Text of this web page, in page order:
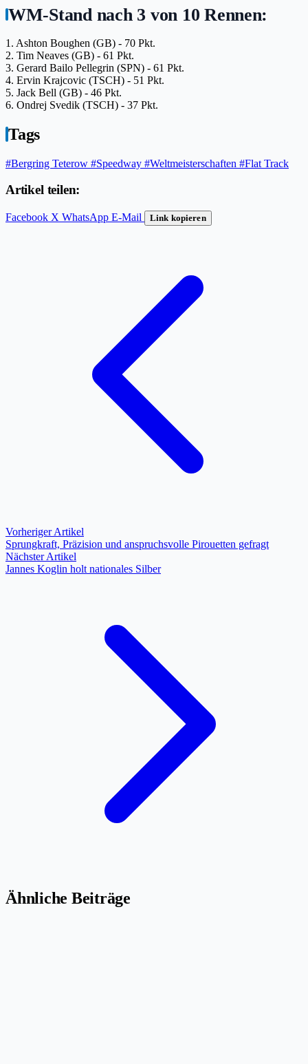
WM-Stand nach 3 von 10 Rennen:
1. Ashton Boughen (GB) - 70 Pkt.
2. Tim Neaves (GB) - 61 Pkt.
3. Gerard Bailo Pellegrin (SPN) - 61 Pkt.
4. Ervin Krajcovic (TSCH) - 51 Pkt.
5. Jack Bell (GB) - 46 Pkt.
6. Ondrej Svedik (TSCH) - 37 Pkt.
Tags
#Bergring Teterow #Speedway #Weltmeisterschaften #Flat Track
Artikel teilen:
Facebook X WhatsApp E-Mail Link kopieren
Vorheriger Artikel
Sprungkraft, Präzision und anspruchsvolle Pirouetten gefragt
Nächster Artikel
Jannes Koglin holt nationales Silber
Ähnliche Beiträge